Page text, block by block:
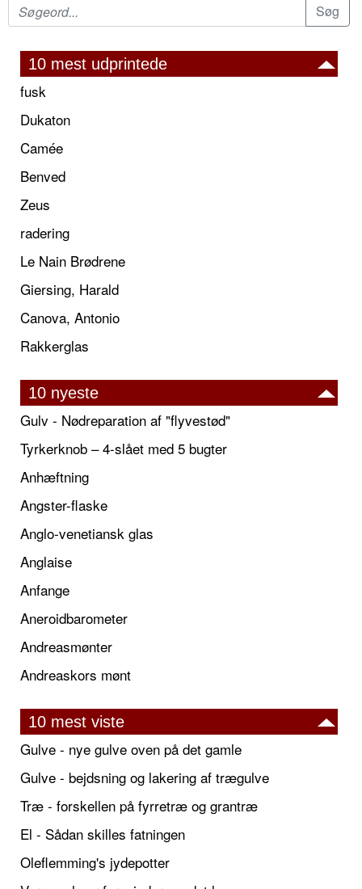
10 mest udprintede
fusk
Dukaton
Camée
Benved
Zeus
radering
Le Nain Brødrene
Giersing, Harald
Canova, Antonio
Rakkerglas
10 nyeste
Gulv - Nødreparation af "flyvestød"
Tyrkerknob – 4-slået med 5 bugter
Anhæftning
Angster-flaske
Anglo-venetiansk glas
Anglaise
Anfange
Aneroidbarometer
Andreasmønter
Andreaskors mønt
10 mest viste
Gulve - nye gulve oven på det gamle
Gulve - bejdsning og lakering af trægulve
Træ - forskellen på fyrretræ og grantræ
El - Sådan skilles fatningen
Oleflemming's jydepotter